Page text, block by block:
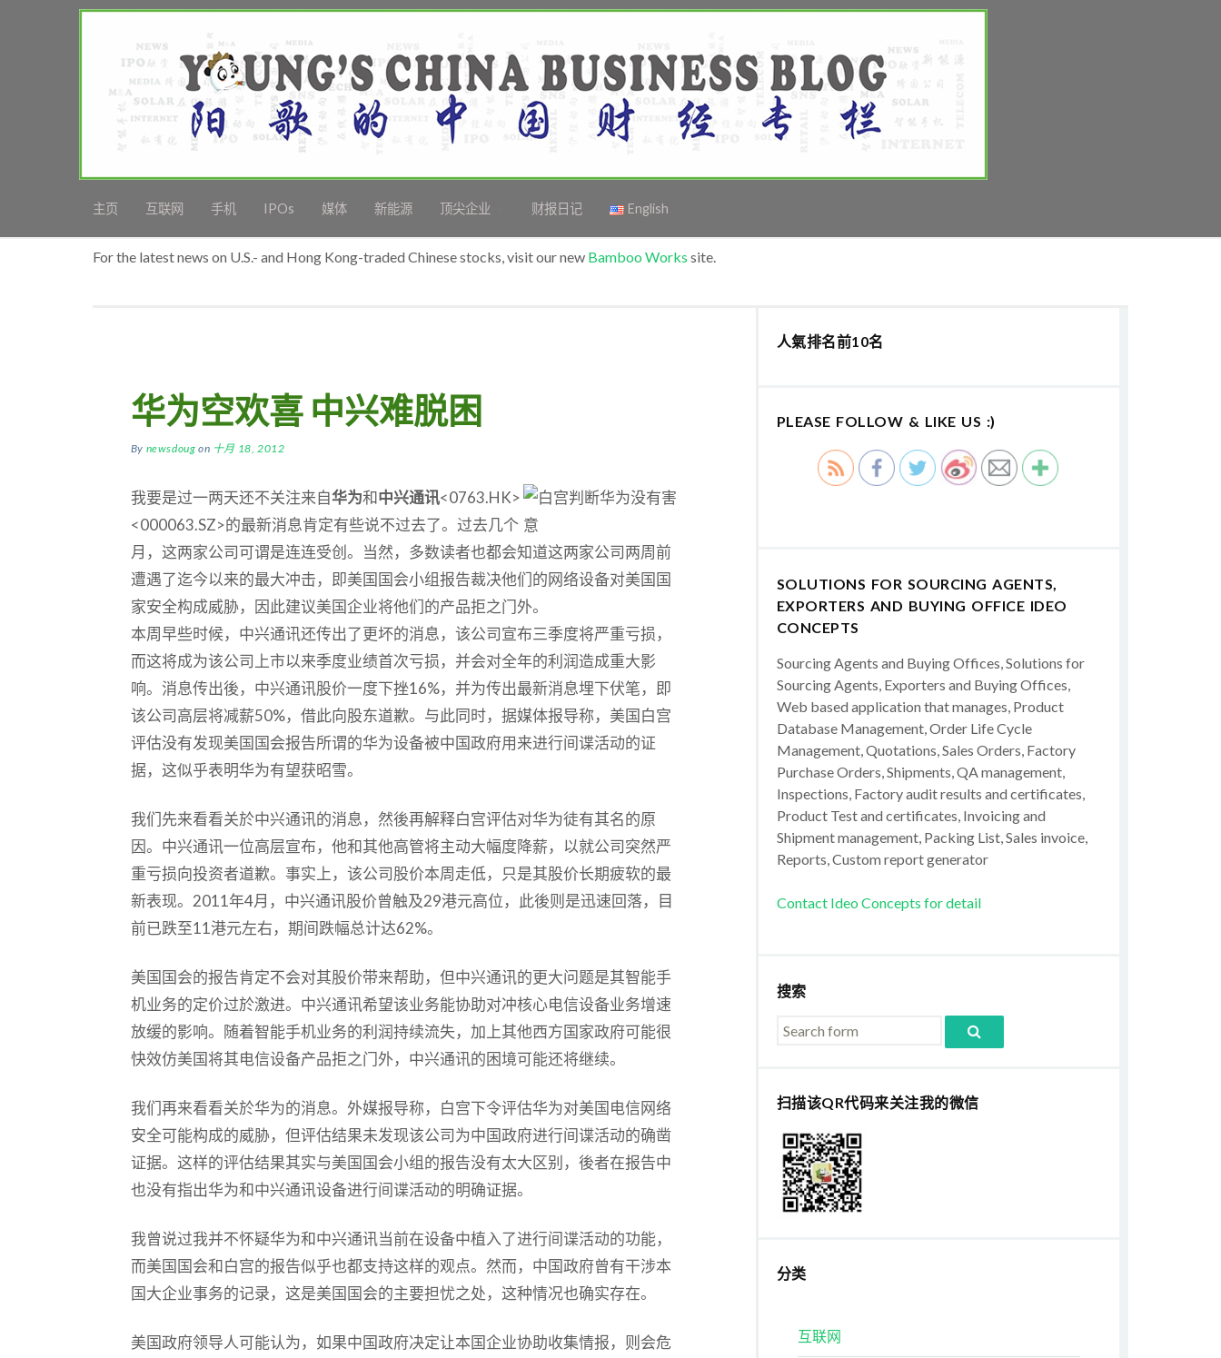
主页 互联网 手机 IPOs 媒体 新能源 顶尖企业 财报日记 English
For the latest news on U.S.- and Hong Kong-traded Chinese stocks, visit our new Bamboo Works site.
华为空欢喜 中兴难脱困
By newsdoug on 十月 18, 2012
我要是过一两天还不关注来自华为和中兴通讯<0763.HK>
<000063.SZ>的最新消息肯定有些说不过去了。过去几个
月，这两家公司可谓是连连受创。当然，多数读者也都会知道这两家公司两周前
遭遇了迄今以来的最大冲击，即美国国会小组报告裁决他们的网络设备对美国国
家安全构成威胁，因此建议美国企业将他们的产品拒之门外。
本周早些时候，中兴通讯还传出了更坏的消息，该公司宣布三季度将严重亏损，
而这将成为该公司上市以来季度业绩首次亏损，并会对全年的利润造成重大影
响。消息传出後，中兴通讯股价一度下挫16%，并为传出最新消息埋下伏笔，即
该公司高层将减薪50%，借此向股东道歉。与此同时，据媒体报导称，美国白宫
评估没有发现美国国会报告所谓的华为设备被中国政府用来进行间谍活动的证
据，这似乎表明华为有望获昭雪。
我们先来看看关於中兴通讯的消息，然後再解释白宫评估对华为徒有其名的原
因。中兴通讯一位高层宣布，他和其他高管将主动大幅度降薪，以就公司突然严
重亏损向投资者道歉。事实上，该公司股价本周走低，只是其股价长期疲软的最
新表现。2011年4月，中兴通讯股价曾触及29港元高位，此後则是迅速回落，目
前已跌至11港元左右，期间跌幅总计达62%。
美国国会的报告肯定不会对其股价带来帮助，但中兴通讯的更大问题是其智能手
机业务的定价过於激进。中兴通讯希望该业务能协助对冲核心电信设备业务增速
放缓的影响。随着智能手机业务的利润持续流失，加上其他西方国家政府可能很
快效仿美国将其电信设备产品拒之门外，中兴通讯的困境可能还将继续。
我们再来看看关於华为的消息。外媒报导称，白宫下令评估华为对美国电信网络
安全可能构成的威胁，但评估结果未发现该公司为中国政府进行间谍活动的确凿
证据。这样的评估结果其实与美国国会小组的报告没有太大区别，後者在报告中
也没有指出华为和中兴通讯设备进行间谍活动的明确证据。
我曾说过我并不怀疑华为和中兴通讯当前在设备中植入了进行间谍活动的功能，
而美国国会和白宫的报告似乎也都支持这样的观点。然而，中国政府曾有干涉本
国大企业事务的记录，这是美国国会的主要担忧之处，这种情况也确实存在。
美国政府领导人可能认为，如果中国政府决定让本国企业协助收集情报，则会危
人氣排名前10名
PLEASE FOLLOW & LIKE US :)
SOLUTIONS FOR SOURCING AGENTS,
EXPORTERS AND BUYING OFFICE IDEO
CONCEPTS
Sourcing Agents and Buying Offices, Solutions for
Sourcing Agents, Exporters and Buying Offices,
Web based application that manages, Product
Database Management, Order Life Cycle
Management, Quotations, Sales Orders, Factory
Purchase Orders, Shipments, QA management,
Inspections, Factory audit results and certificates,
Product Test and certificates, Invoicing and
Shipment management, Packing List, Sales invoice,
Reports, Custom report generator
Contact Ideo Concepts for detail
搜索
扫描该QR代码来关注我的微信
分类
互联网